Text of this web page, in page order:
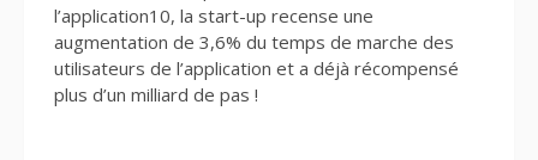
l’application10, la start-up recense une
augmentation de 3,6% du temps de marche des
utilisateurs de l’application et a déjà récompensé
plus d’un milliard de pas !